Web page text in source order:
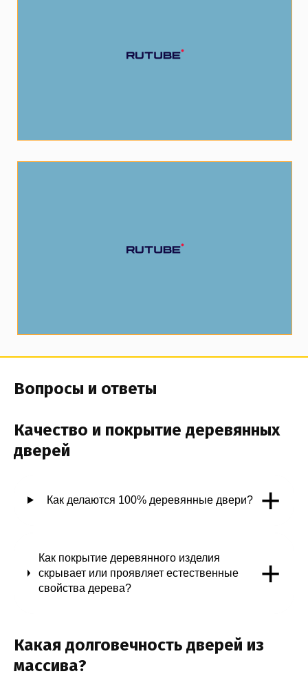
Вопросы и ответы
Качество и покрытие деревянных
дверей
Как делаются 100% деревянные двери? +
Как покрытие деревянного изделия
скрывает или проявляет естественные
свойства дерева?
+
Какая долговечность дверей из
массива?